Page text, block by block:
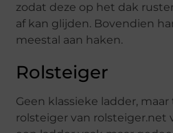
zodat deze op het dak
af kan glijden. Bovendien
meestal aan haken.
Rolsteiger
Geen klassieke ladder,
rolsteiger van rolsteiger.net